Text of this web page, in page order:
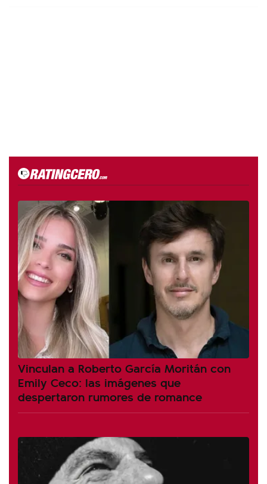
Vinculan a Roberto García Moritán con
Emily Ceco: las imágenes que
despertaron rumores de romance